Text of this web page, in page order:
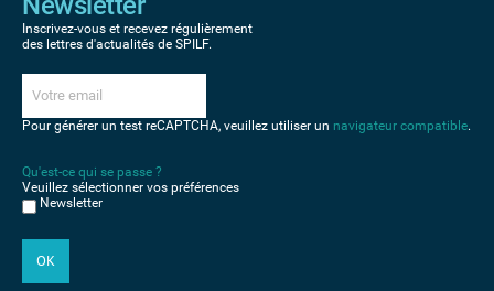
Inscrivez-vous et recevez régulièrement
des lettres d'actualités de SPILF.
Pour générer un test reCAPTCHA, veuillez utiliser un navigateur compatible.
Qu'est-ce qui se passe ?
Veuillez sélectionner vos préférences
Newsletter